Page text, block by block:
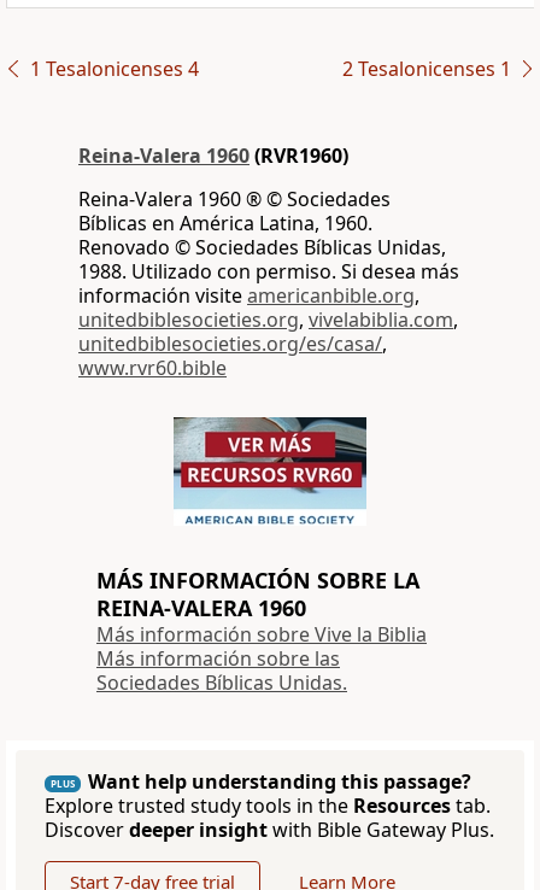
1 Tesalonicenses 4 2 Tesalonicenses 1
Reina-Valera 1960(RVR1960)
Reina-Valera 1960 ® © Sociedades
Bíblicas en América Latina, 1960.
Renovado © Sociedades Bíblicas Unidas,
1988. Utilizado con permiso. Si desea más
información visiteamericanbible.org,
unitedbiblesocieties.org, vivelabiblia.com,
unitedbiblesocieties.org/es/casa/,
www.rvr60.bible
MÁS INFORMACIÓN SOBRE LA
REINA-VALERA 1960
Más información sobre Vive la Biblia
Más información sobre las
Sociedades Bíblicas Unidas.
PLUS
Want help understanding this passage?
Explore trusted study tools in the Resourcestab.
Discoverdeeper insightwith Bible Gateway Plus.
Start 7-day free trial Learn More